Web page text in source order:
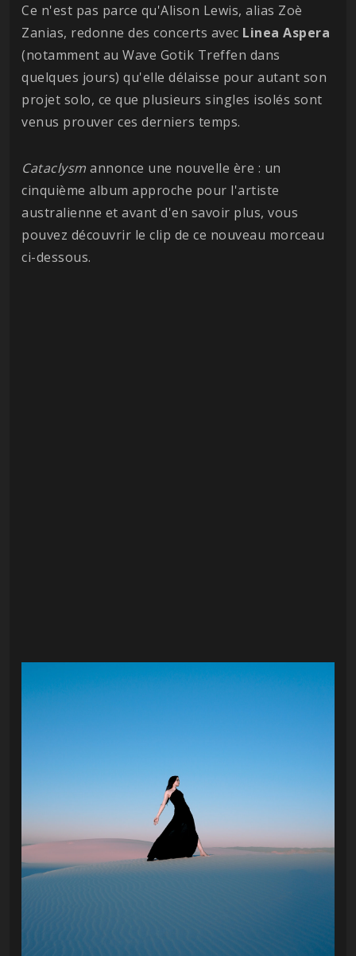
Ce n'est pas parce qu'Alison Lewis, alias Zoè
Zanias, redonne des concerts avec Linea Aspera
(notamment au Wave Gotik Treffen dans
quelques jours) qu'elle délaisse pour autant son
projet solo, ce que plusieurs singles isolés sont
venus prouver ces derniers temps.
Cataclysm annonce une nouvelle ère : un
cinquième album approche pour l'artiste
australienne et avant d'en savoir plus, vous
pouvez découvrir le clip de ce nouveau morceau
ci-dessous.